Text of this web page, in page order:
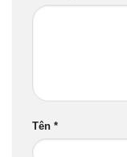
Tên *